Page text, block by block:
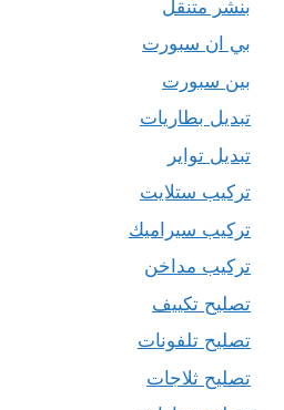
بنشر متنقل
بي ان سبورت
بين سبورت
تبديل بطاريات
تبديل تواير
تركيب ستلايت
تركيب سيراميك
تركيب مداخن
تصليح تكييف
تصليح تلفونات
تصليح ثلاجات